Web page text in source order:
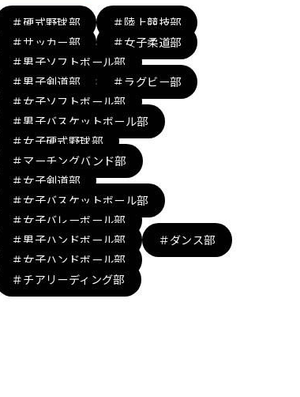
＃硬式野球部
＃陸上競技部
＃サッカー部
＃女子柔道部
＃男子ソフトボール部
＃男子剣道部
＃ラグビー部
＃女子ソフトボール部
＃男子バスケットボール部
＃女子硬式野球部
＃マーチングバンド部
＃女子剣道部
＃女子バスケットボール部
＃女子バレーボール部
＃男子ハンドボール部
＃ダンス部
＃女子ハンドボール部
＃チアリーディング部